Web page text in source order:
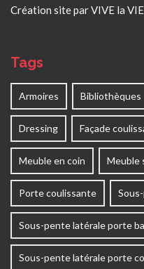
Création site par VIVE la VIE
Tags
Armoires Bibliothèques
Dressing Façade
Meuble en coin Meuble
Porte coulissante
Sous-pente latérale porte
Sous-pente latérale porte